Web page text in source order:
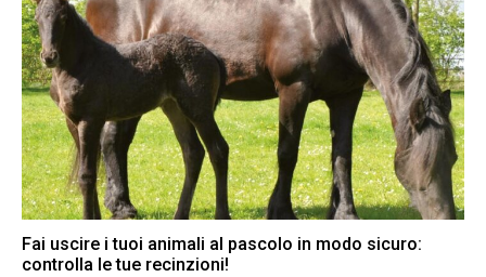
Fai uscire i tuoi animali al pascolo in modo sicuro:
controlla le tue recinzioni!